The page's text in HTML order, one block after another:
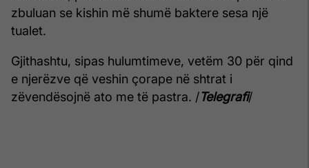
zbuluan se kishin më shumë baktere sesa një
tualet.
Gjithashtu, sipas hulumtimeve, vetëm 30 për qind
e njerëzve që veshin çorape në shtrat i
zëvendësojnë ato me të pastra. /Telegrafi/